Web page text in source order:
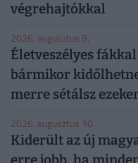
végrehajtókkal
2026. augusztus 9.
Életveszélyes
bármikor
merre sétálsz
2026. augusztus 10.
Kiderült az új